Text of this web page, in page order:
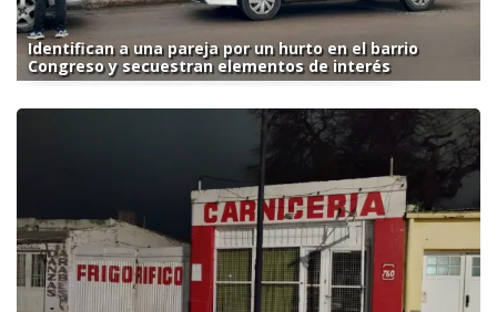
Identifican a una pareja por un hurto en el barrio
Congreso y secuestran elementos de interés